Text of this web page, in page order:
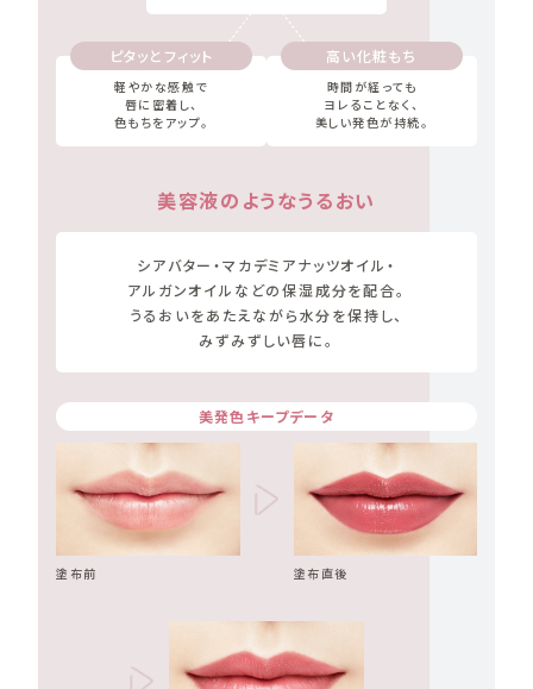
ピタッとフィット
軽やかな感触で
唇に密着し、
色もちをアップ。
高い化粧もち
時間が経っても
ヨレることなく、
美しい発色が持続。
美容液のようなうるおい
シアバター・マカデミアナッツオイル・
アルガンオイル などの保湿成分を配合。
うるおいをあたえながら水分を保持し、
みずみずしい唇に。
美発色キープデータ
塗布前 塗布直後